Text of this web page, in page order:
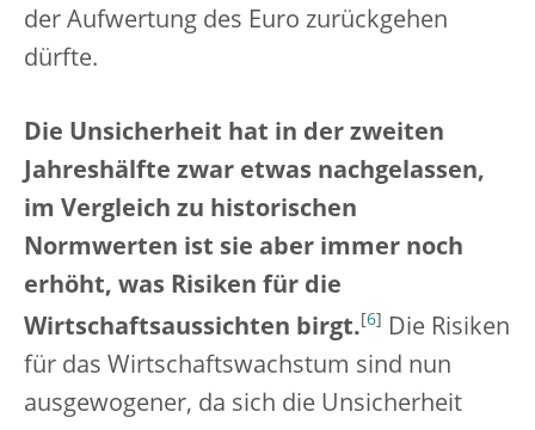
der Aufwertung des Euro zurückgehen
dürfte.
Die Unsicherheit hat in der zweiten
Jahreshälfte zwar etwas nachgelassen,
im Vergleich zu historischen
Normwerten ist sie aber immer noch
erhöht, was Risiken für die
Wirtschaftsaussichten birgt. 6
Die Risiken
für das Wirtschaftswachstum sind nun
ausgewogener, da sich die Unsicherheit